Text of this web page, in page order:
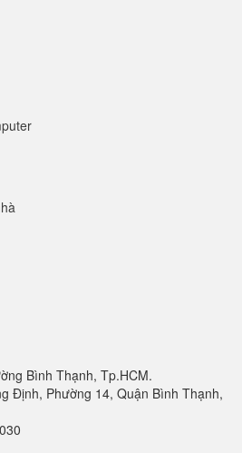
Bình Thạnh, Tp.HCM.
Định, Phường 14, Quận Bình Thạnh,